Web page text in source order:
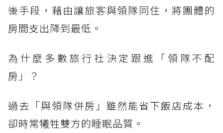
後手段，藉由讓旅客與領隊同住，將團體的
房間支出降到最低。
為什麼多數旅行社決定跟進「領隊不配
房」？
過去「與領隊併房」雖然能省下飯店成本，
卻時常犧牲雙方的睡眠品質。